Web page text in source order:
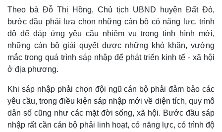
Theo bà Đỗ Thị Hồng, Chủ tịch UBND huyện Đất Đỏ,
bước đầu phải lựa chọn những cán bộ có năng lực, trình
độ để đáp ứng yêu cầu nhiệm vụ trong tình hình mới,
những cán bộ giải quyết được những khó khăn, vướng
mắc trong quá trình sáp nhập để phát triển kinh tế - xã hội
ở địa phương.
Khi sáp nhập phải chọn đội ngũ cán bộ phải đảm bảo các
yêu cầu, trong điều kiện sáp nhập mới về diện tích, quy mô
dân số cũng như các mặt đời sống, xã hội. Bước đầu sáp
nhập rất cần cán bộ phải linh hoạt, có năng lực, có trình độ